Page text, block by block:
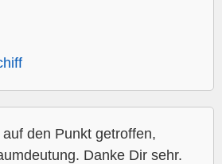
den Punkt getroffen,
Danke Dir sehr.